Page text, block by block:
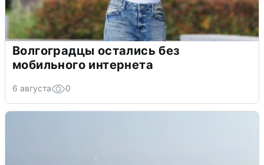
Волгоградцы остались без
мобильного интернета
6 августа 0